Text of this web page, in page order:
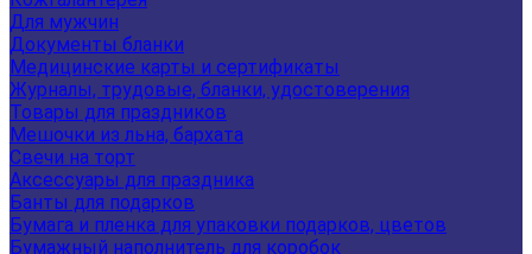
Для мужчин
Документы бланки
Медицинские карты и сертификаты
Журналы, трудовые, бланки, удостоверения
Товары для праздников
Мешочки из льна, бархата
Свечи на торт
Аксессуары для праздника
Банты для подарков
Бумага и пленка для упаковки подарков, цветов
Бумажный наполнитель для коробок